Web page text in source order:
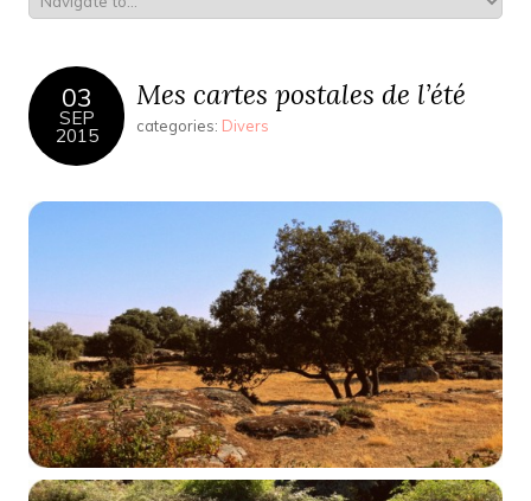
03
SEP
2015
Mes cartes postales de l’été
categories: Divers